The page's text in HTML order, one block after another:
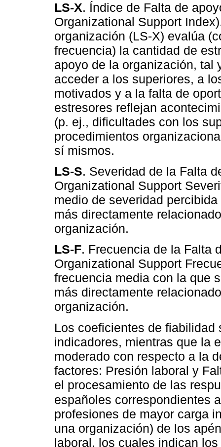
LS-X. Índice de Falta de
Organizational Support
organización (LS-X) evalúa
frecuencia) la cantidad de
apoyo de la organización, tal
acceder a los superiores, a
motivados y a la falta de
estresores reflejan
(p. ej., dificultades con los
procedimientos
sí mismos.
LS-S. Severidad de la Falta
Organizational Support
medio de severidad
más directamente
organización.
LS-F. Frecuencia de la Falta
Organizational Support
frecuencia media con la que
más directamente
organización.
Los coeficientes de
indicadores, mientras que la
moderado con respecto a la
factores: Presión laboral y
el procesamiento de las
españoles correspondientes
profesiones de mayor carga
una organización) de los
laboral, los cuales indican